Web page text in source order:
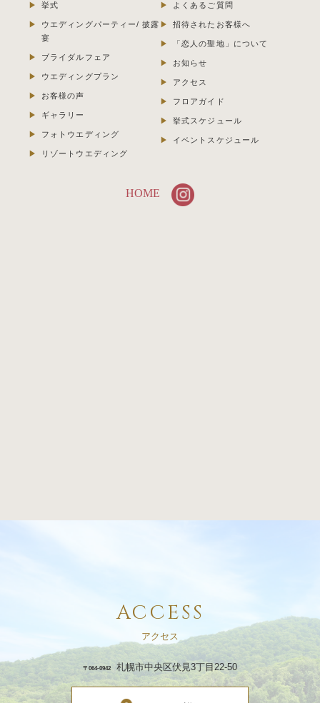
挙式
ウエディングパーティー/ 披露
宴
ブライダルフェア
ウエディングプラン
お客様の声
ギャラリー
フォトウエディング
リゾートウエディング
よくあるご質問
招待されたお客様へ
「恋人の聖地」について
お知らせ
アクセス
フロアガイド
挙式スケジュール
イベントスケジュール
HOME
ACCESS
アクセス
〒064-0942 札幌市中央区伏見3丁目22-50